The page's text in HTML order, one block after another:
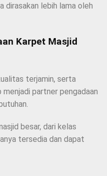
dirasakan lebih lama oleh
Karpet Masjid
terjamin, serta
menjadi partner pengadaan
besar, dari kelas
tersedia dan dapat